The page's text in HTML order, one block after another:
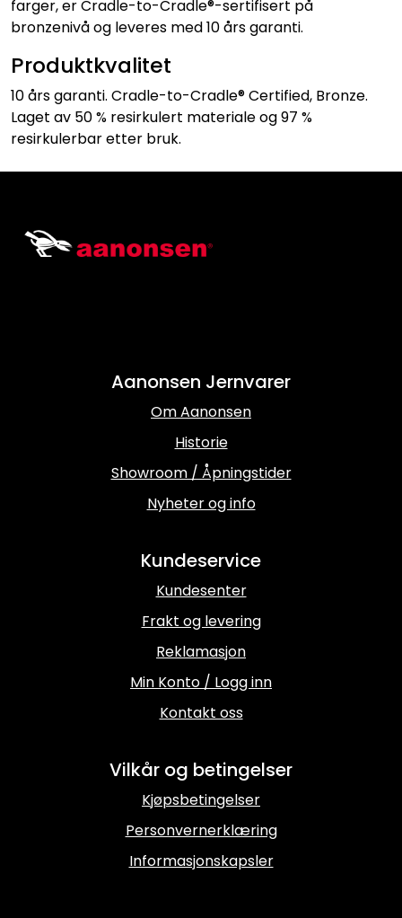
farger, er Cradle-to-Cradle®-sertifisert på
bronzenivå og leveres med 10 års garanti.
Produktkvalitet
10 års garanti. Cradle-to-Cradle® Certified, Bronze.
Laget av 50 % resirkulert materiale og 97 %
resirkulerbar etter bruk.
Aanonsen Jernvarer
Om Aanonsen
Historie
Showroom / Åpningstider
Nyheter og info
Kundeservice
Kundesenter
Frakt og levering
Reklamasjon
Min Konto / Logg inn
Kontakt oss
Vilkår og betingelser
Kjøpsbetingelser
Personvernerklæring
Informasjonskapsler